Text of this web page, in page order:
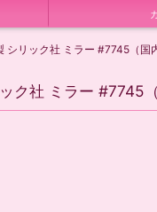
シリック社 ミラー #7745（国
ク社 ミラー #7745